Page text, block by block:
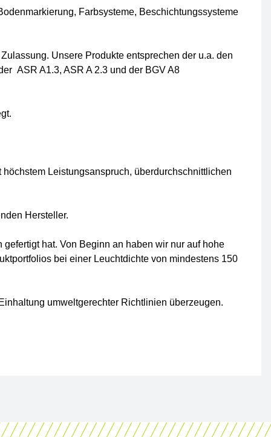
Farbsysteme, Beschichtungssysteme
Unsere Produkte entsprechen der u.a. den
ASR A1.3, ASR A 2.3 und der BGV A8
Leistungsanspruch, überdurchschnittlichen
Hersteller.
hat. Von Beginn an haben wir nur auf hohe
bei einer Leuchtdichte von mindestens 150
umweltgerechter Richtlinien überzeugen.